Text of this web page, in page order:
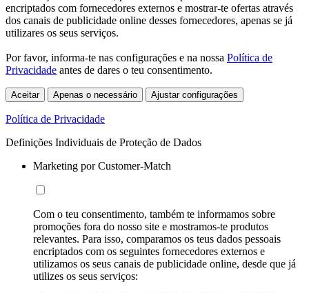
encriptados com fornecedores externos e mostrar-te ofertas através
dos canais de publicidade online desses fornecedores, apenas se já
utilizares os seus serviços.
Por favor, informa-te nas configurações e na nossa Política de
Privacidade antes de dares o teu consentimento.
Aceitar Apenas o necessário Ajustar configurações
Política de Privacidade
Definições Individuais de Proteção de Dados
Marketing por Customer-Match
Com o teu consentimento, também te informamos sobre
promoções fora do nosso site e mostramos-te produtos
relevantes. Para isso, comparamos os teus dados pessoais
encriptados com os seguintes fornecedores externos e
utilizamos os seus canais de publicidade online, desde que já
utilizes os seus serviços: